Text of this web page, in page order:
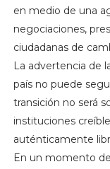
en medio de una
negociaciones,
ciudadanas de
La advertencia de
país no puede
transición no será
instituciones
auténticamente
En un momento